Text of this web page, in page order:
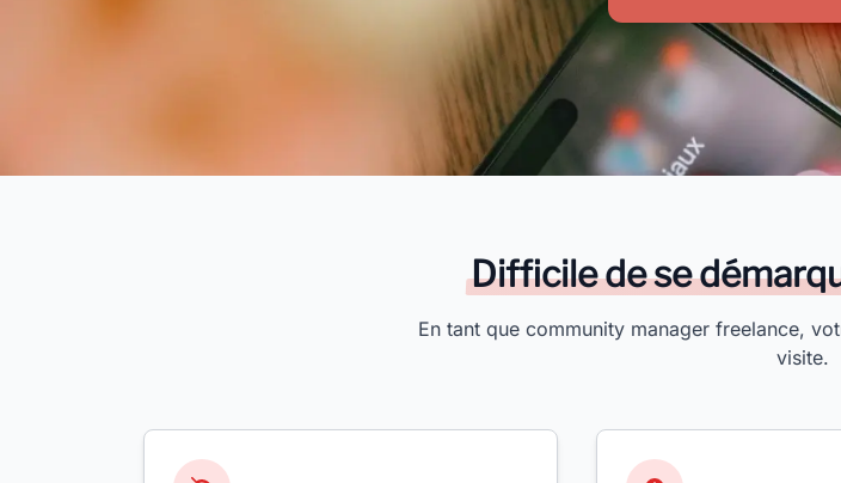
Difficile de se
En tant que community manager freelance,
visite.